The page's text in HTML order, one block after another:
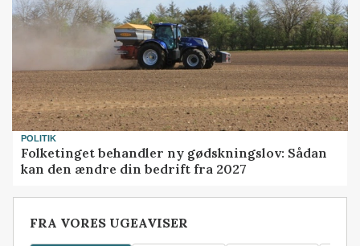
POLITIK
Folketinget behandler ny gødskningslov: Sådan
kan den ændre din bedrift fra 2027
FRA VORES UGEAVISER